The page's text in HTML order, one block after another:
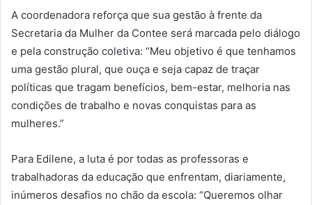
A coordenadora reforça que sua gestão à frente da
Secretaria da Mulher da Contee será marcada pelo diálogo
e pela construção coletiva: “Meu objetivo é que tenhamos
uma gestão plural, que ouça e seja capaz de traçar
políticas que tragam benefícios, bem-estar, melhoria nas
condições de trabalho e novas conquistas para as
mulheres.”
Para Edilene, a luta é por todas as professoras e
trabalhadoras da educação que enfrentam, diariamente,
inúmeros desafios no chão da escola: “Queremos olhar